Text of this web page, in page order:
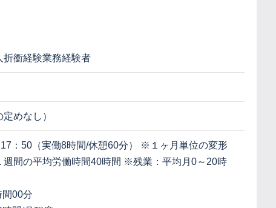
衝経験業務経験者
めなし）
：50（実働8時間/休憩60分） ※１ヶ月単位の変形
週間の平均労働時間40時間 ※残業：平均月0～20時
間00分